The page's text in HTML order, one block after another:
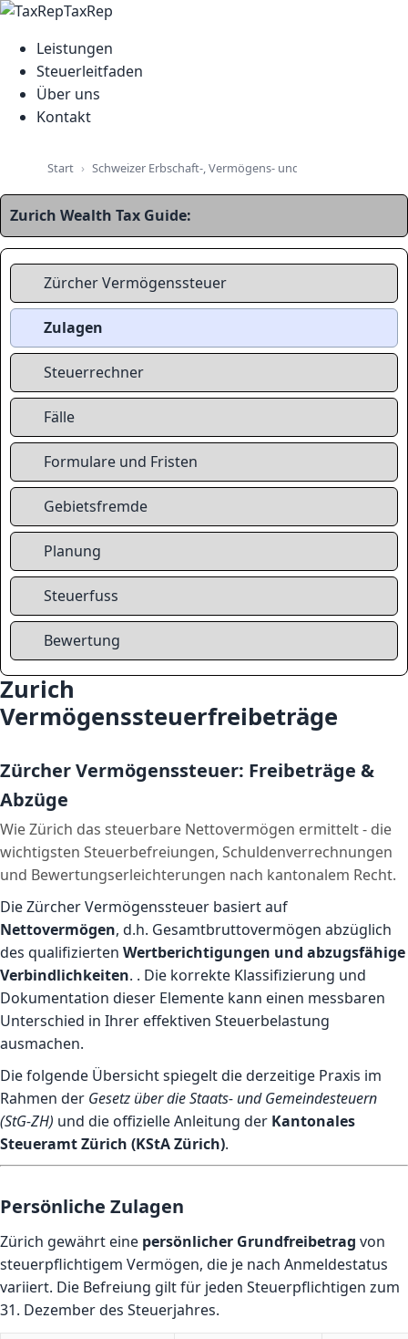
TaxRep
Leistungen
Steuerleitfaden
Über uns
Kontakt
Start Schweizer Erbschaft-, Vermögens- und Immobiliensteuer-
Zurich Wealth Tax Guide:
Zürcher Vermögenssteuer
Zulagen
Steuerrechner
Fälle
Formulare und Fristen
Gebietsfremde
Planung
Steuerfuss
Bewertung
Zurich
Vermögenssteuerfreibeträge
Zürcher Vermögenssteuer: Freibeträge &
Abzüge
Wie Zürich das steuerbare Nettovermögen ermittelt - die
wichtigsten Steuerbefreiungen, Schuldenverrechnungen
und Bewertungserleichterungen nach kantonalem Recht.
Die Zürcher Vermögenssteuer basiert auf
Nettovermögen, d.h. Gesamtbruttovermögen abzüglich
des qualifizierten Wertberichtigungen und abzugsfähige
Verbindlichkeiten. . Die korrekte Klassifizierung und
Dokumentation dieser Elemente kann einen messbaren
Unterschied in Ihrer effektiven Steuerbelastung
ausmachen.
Die folgende Übersicht spiegelt die derzeitige Praxis im
Rahmen der Gesetz über die Staats- und Gemeindesteuern
(StG-ZH) und die offizielle Anleitung der Kantonales
Steueramt Zürich (KStA Zürich).
Persönliche Zulagen
Zürich gewährt eine persönlicher Grundfreibetrag von
steuerpflichtigem Vermögen, die je nach Anmeldestatus
variiert. Die Befreiung gilt für jeden Steuerpflichtigen zum
31. Dezember des Steuerjahres.